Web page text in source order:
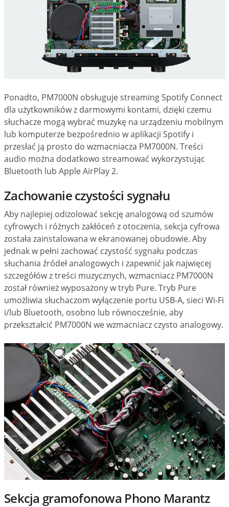
Ponadto, PM7000N obsługuje streaming Spotify Connect
dla użytkowników z darmowymi kontami, dzięki czemu
słuchacze mogą wybrać muzykę na urządzeniu mobilnym
lub komputerze bezpośrednio w aplikacji Spotify i
przesłać ją prosto do wzmacniacza PM7000N. Treści
audio można dodatkowo streamować wykorzystując
Bluetooth lub Apple AirPlay 2.
Zachowanie czystości sygnału
Aby najlepiej odizolować sekcję analogową od szumów
cyfrowych i różnych zakłóceń z otoczenia, sekcja cyfrowa
została zainstalowana w ekranowanej obudowie. Aby
jednak w pełni zachować czystość sygnału podczas
słuchania źródeł analogowych i zapewnić jak najwięcej
szczegółów z treści muzycznych, wzmacniacz PM7000N
został również wyposażony w tryb Pure. Tryb Pure
umożliwia słuchaczom wyłączenie portu USB-A, sieci Wi-Fi
i/lub Bluetooth, osobno lub równocześnie, aby
przekształcić PM7000N we wzmacniacz czysto analogowy.
Sekcja gramofonowa Phono Marantz